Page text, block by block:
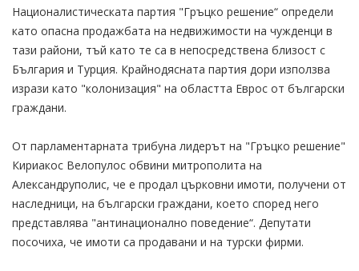
Националистическата партия "Гръцко решение“ определи
като опасна продажбата на недвижимости на чужденци в
тази райони, тъй като те са в непосредствена близост с
България и Турция. Крайнодясната партия дори използва
изрази като "колонизация" на областта Еврос от български
граждани.
От парламентарната трибуна лидерът на "Гръцко решение"
Кириакос Велопулос обвини митрополита на
Александруполис, че е продал църковни имоти, получени от
наследници, на български граждани, което според него
представлява "антинационално поведение“. Депутати
посочиха, че имоти са продавани и на турски фирми.